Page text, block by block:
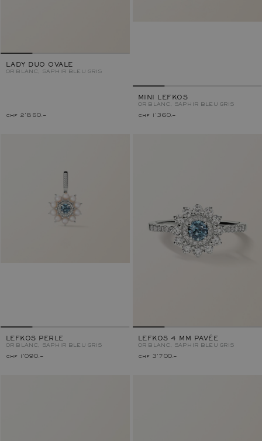
LADY DUO OVALE
OR BLANC, SAPHIR BLEU GRIS
chf 2'850.–
MINI LEFKOS
OR BLANC, SAPHIR BLEU GRIS
chf 1'360.–
LEFKOS PERLE
OR BLANC, SAPHIR BLEU GRIS
chf 1'090.–
LEFKOS 4 MM PAVÉE
OR BLANC, SAPHIR BLEU GRIS
chf 3'700.–